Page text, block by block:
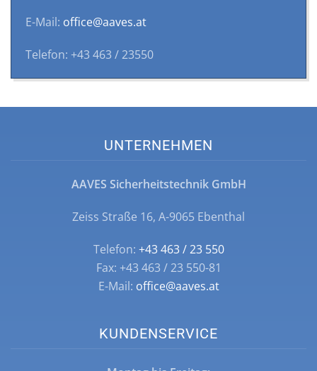
E-Mail: office@aaves.at
Telefon: +43 463 / 23550
UNTERNEHMEN
AAVES Sicherheitstechnik GmbH
Zeiss Straße 16, A-9065 Ebenthal
Telefon: +43 463 / 23 550
Fax: +43 463 / 23 550-81
E-Mail: office@aaves.at
KUNDENSERVICE